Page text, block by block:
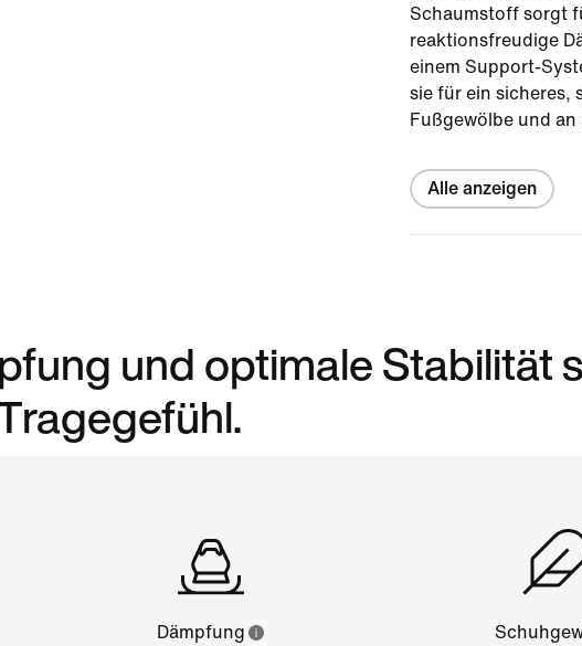
Schaumstoff sorgt
reaktionsfreudige
einem Support-
sie für ein sicheres,
Fußgewölbe und an
Alle anzeigen
und optimale Stabilität
Dämpfung